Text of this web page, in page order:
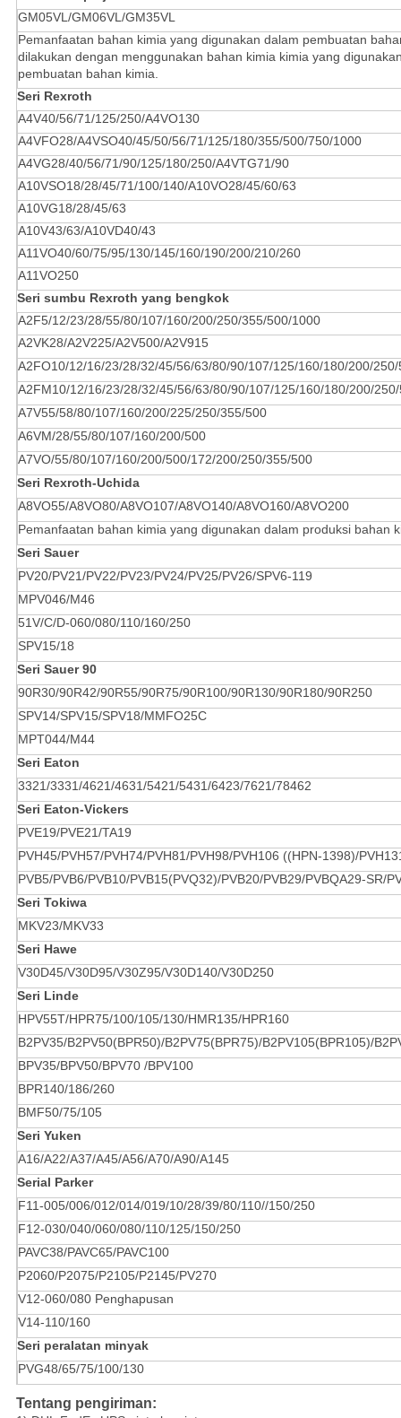
GM05VL/GM06VL/GM35VL
Pemanfaatan bahan kimia yang digunakan dalam pembuatan
dilakukan dengan menggunakan bahan kimia kimia yang
pembuatan bahan kimia.
Seri Rexroth
A4V40/56/71/125/250/A4VO130
A4VFO28/A4VSO40/45/50/56/71/125/180/355/500/750/1000
A4VG28/40/56/71/90/125/180/250/A4VTG71/90
A10VSO18/28/45/71/100/140/A10VO28/45/60/63
A10VG18/28/45/63
A10V43/63/A10VD40/43
A11VO40/60/75/95/130/145/160/190/200/210/260
A11VO250
Seri sumbu Rexroth yang bengkok
A2F5/12/23/28/55/80/107/160/200/250/355/500/1000
A2VK28/A2V225/A2V500/A2V915
A2FO10/12/16/23/28/32/45/56/63/80/90/107/125/160/180/200/250/
A2FM10/12/16/23/28/32/45/56/63/80/90/107/125/160/180/200/
A7V55/58/80/107/160/200/225/250/355/500
A6VM/28/55/80/107/160/200/500
A7VO/55/80/107/160/200/500/172/200/250/355/500
Seri Rexroth-Uchida
A8VO55/A8VO80/A8VO107/A8VO140/A8VO160/A8VO200
Pemanfaatan bahan kimia yang digunakan dalam produksi bahan
Seri Sauer
PV20/PV21/PV22/PV23/PV24/PV25/PV26/SPV6-119
MPV046/M46
51V/C/D-060/080/110/160/250
SPV15/18
Seri Sauer 90
90R30/90R42/90R55/90R75/90R100/90R130/90R180/90R250
SPV14/SPV15/SPV18/MMFO25C
MPT044/M44
Seri Eaton
3321/3331/4621/4631/5421/5431/6423/7621/78462
Seri Eaton-Vickers
PVE19/PVE21/TA19
PVH45/PVH57/PVH74/PVH81/PVH98/PVH106 ((HPN-1398)/
PVB5/PVB6/PVB10/PVB15(PVQ32)/PVB20/PVB29/PVBQA29-SR/
Seri Tokiwa
MKV23/MKV33
Seri Hawe
V30D45/V30D95/V30Z95/V30D140/V30D250
Seri Linde
HPV55T/HPR75/100/105/130/HMR135/HPR160
B2PV35/B2PV50(BPR50)/B2PV75(BPR75)/B2PV105(BPR105)/
BPV35/BPV50/BPV70 /BPV100
BPR140/186/260
BMF50/75/105
Seri Yuken
A16/A22/A37/A45/A56/A70/A90/A145
Serial Parker
F11-005/006/012/014/019/10/28/39/80/110//150/250
F12-030/040/060/080/110/125/150/250
PAVC38/PAVC65/PAVC100
P2060/P2075/P2105/P2145/PV270
V12-060/080 Penghapusan
V14-110/160
Seri peralatan minyak
PVG48/65/75/100/130
Tentang pengiriman: